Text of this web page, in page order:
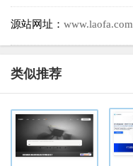
源站网址： www.laofa.com
类似推荐